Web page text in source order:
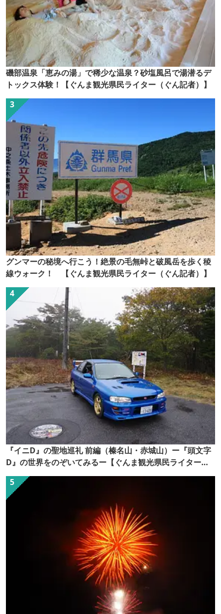
磯部温泉「恵みの湯」で稀少な温泉？砂塩風呂で湯潜るデ
トックス体験！【ぐんま観光県民ライター（ぐん記者）】
グンマーの秘境へ行こう！絶景の毛無峠と破風岳を歩く稜
線ウォーク！ 【ぐんま観光県民ライター（ぐん記者）】
『イニD』の聖地巡礼 前編（榛名山・赤城山）ー『頭文字
D』の世界をのぞいてみるー【ぐんま観光県民ライター
（ぐん記者）】